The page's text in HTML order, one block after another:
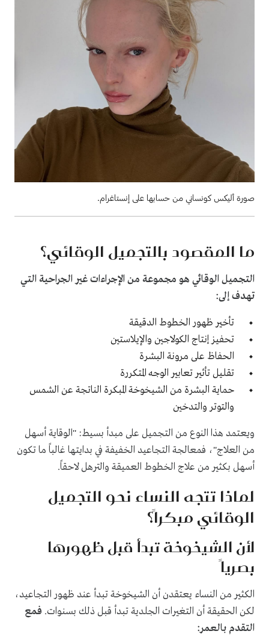
صورة أليكس كونساني من حسابها على إنستاغرام.
ما المقصود بالتجميل الوقائي؟
التجميل الوقائي هو مجموعة من الإجراءات غير الجراحية التي
تهدف إلى:
تأخير ظهور الخطوط الدقيقة
تحفيز إنتاج الكولاجين والإيلاستين
الحفاظ على مرونة البشرة
تقليل تأثير تعابير الوجه المتكررة
حماية البشرة من الشيخوخة المبكرة الناتجة عن الشمس
والتوتر والتدخين
ويعتمد هذا النوع من التجميل على مبدأ بسيط: "الوقاية أسهل
من العلاج"، فمعالجة التجاعيد الخفيفة في بدايتها غالباً ما تكون
أسهل بكثير من علاج الخطوط العميقة والترهل لاحقاً.
لماذا تتجه النساء نحو التجميل
الوقائي مبكراً؟
لأن الشيخوخة تبدأ قبل ظهورها
بصرياً
الكثير من النساء يعتقدن أن الشيخوخة تبدأ عند ظهور التجاعيد،
لكن الحقيقة أن التغيرات الجلدية تبدأ قبل ذلك بسنوات. فمع
التقدم بالعمر: